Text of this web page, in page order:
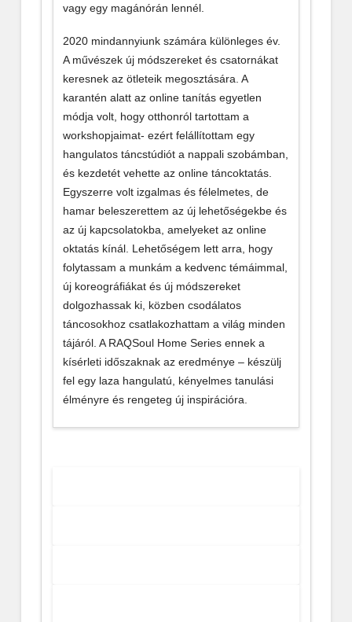
vagy egy magánórán lennél.
2020 mindannyiunk számára különleges év.
A művészek új módszereket és csatornákat
keresnek az ötleteik megosztására. A
karantén alatt az online tanítás egyetlen
módja volt, hogy otthonról tartottam a
workshopjaimat- ezért felállítottam egy
hangulatos táncstúdiót a nappali szobámban,
és kezdetét vehette az online táncoktatás.
Egyszerre volt izgalmas és félelmetes, de
hamar beleszerettem az új lehetőségekbe és
az új kapcsolatokba, amelyeket az online
oktatás kínál. Lehetőségem lett arra, hogy
folytassam a munkám a kedvenc témáimmal,
új koreográfiákat és új módszereket
dolgozhassak ki, közben csodálatos
táncosokhoz csatlakozhattam a világ minden
tájáról. A RAQSoul Home Series ennek a
kísérleti időszaknak az eredménye – készülj
fel egy laza hangulatú, kényelmes tanulási
élményre és rengeteg új inspirációra.